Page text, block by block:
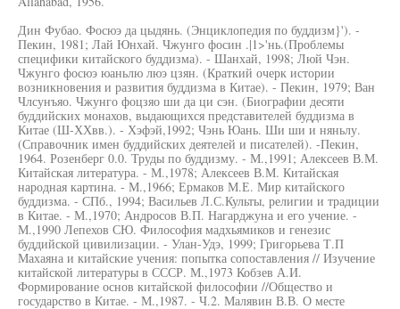
Дин Фубао. Фосюэ да цыдянь. (Энциклопедия по буддизм}'). -
Пекин, 1981; Лай Юнхай. Чжунго фосин .|1>'нь.(Проблемы
специфики китайского буддизма). - Шанхай, 1998; Люй Чэн.
Чжунго фосюэ юаньлю люэ цзян. (Краткий очерк истории
возникновения и развития буддизма в Китае). - Пекин, 1979; Ван
Члсунъяо. Чжунго фоцзяо ши да ци сэн. (Биографии десяти
буддийских монахов, выдающихся представителей буддизма в
Китае (Ш-ХХвв.). - Хэфэй,1992; Чэнь Юань. Ши ши и няньлу.
(Справочник имен буддийских деятелей и писателей). -Пекин,
1964. Розенберг 0.0. Труды по буддизму. - М.,1991; Алексеев В.М.
Китайская литература. - М.,1978; Алексеев В.М. Китайская
народная картина. - М.,1966; Ермаков М.Е. Мир китайского
буддизма. - СПб., 1994; Васильев Л.С.Культы, религии и традиции
в Китае. - М.,1970; Андросов В.П. Нагарджуна и его учение. -
М.,1990 Лепехов СЮ. Философия мадхьямиков и генезис
буддийской цивилизации. - Улан-Удэ, 1999; Григорьева Т.П
Махаяна и китайские учения: попытка сопоставления // Изучение
китайской литературы в СССР. М.,1973 Кобзев А.И.
Формирование основ китайской философии //Общество и
государство в Китае. - М.,1987. - Ч.2. Малявин В.В. О месте